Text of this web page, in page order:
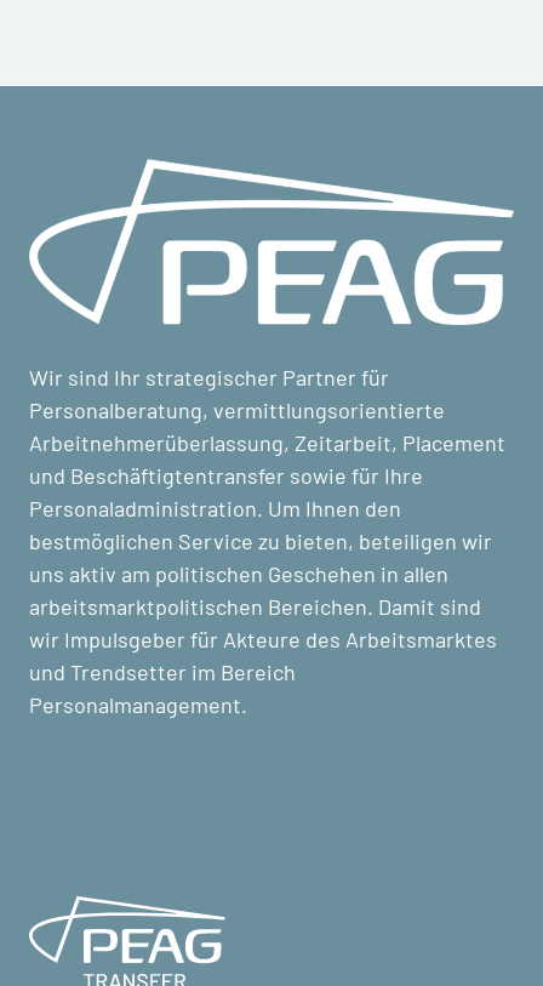
Wir sind Ihr strategischer Partner für
Personalberatung, vermittlungsorientierte
Arbeitnehmerüberlassung, Zeitarbeit, Placement
und Beschäftigtentransfer sowie für Ihre
Personaladministration. Um Ihnen den
bestmöglichen Service zu bieten, beteiligen wir
uns aktiv am politischen Geschehen in allen
arbeitsmarktpolitischen Bereichen. Damit sind
wir Impulsgeber für Akteure des Arbeitsmarktes
und Trendsetter im Bereich
Personalmanagement.